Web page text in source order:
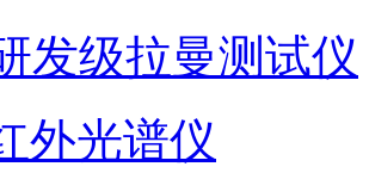
发级拉曼测试仪
外光谱仪